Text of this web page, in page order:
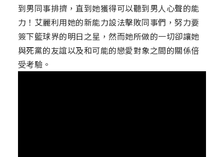
到男同事排擠，直到她獲得可以聽到男人心聲的能
力！艾麗利用她的新能力設法擊敗同事們，努力要
簽下籃球界的明日之星，然而她所做的一切卻讓她
與死黨的友誼以及和可能的戀愛對象之間的關係倍
受考驗。